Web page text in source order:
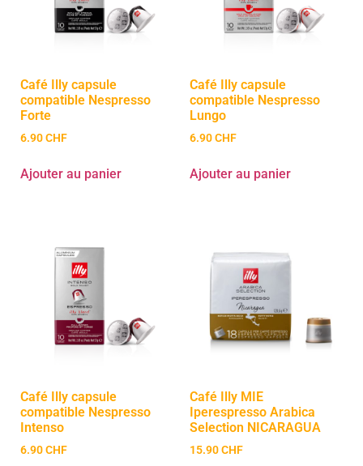
Café Illy capsule
compatible Nespresso
Forte
6.90CHF
Ajouter au panier
Café Illy capsule
compatible Nespresso
Lungo
6.90CHF
Ajouter au panier
Café Illy capsule
compatible Nespresso
Intenso
6.90CHF
Café Illy MIE
Iperespresso Arabica
Selection NICARAGUA
15.90CHF